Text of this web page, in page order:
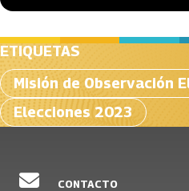
ETIQUETAS
Misión de Observación
Elecciones 2023
CONTACTO